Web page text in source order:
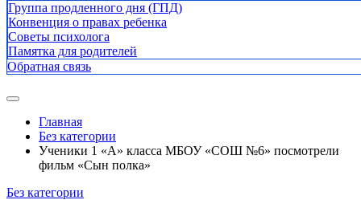
Группа продленного дня (ГПД)
Конвенция о правах ребенка
Советы психолога
Памятка для родителей
Обратная связь
Главная
Без категории
Ученики 1 «А» класса МБОУ «СОШ №6» посмотрели
фильм «Сын полка»
Без категории